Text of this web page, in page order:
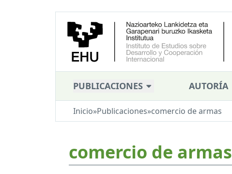
PUBLICACIONES AUTORÍA
Inicio»Publicaciones»comercio de armas
comercio de armas